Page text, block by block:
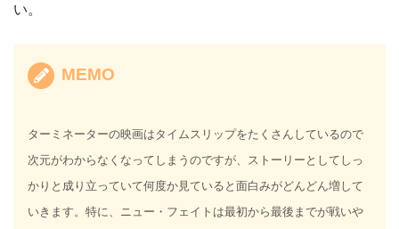
い。
MEMO
ターミネーターの映画はタイムスリップをたくさんしているので
次元がわからなくなってしまうのですが、ストーリーとしてしっ
かりと成り立っていて何度か見ていると面白みがどんどん増して
いきます。特に、ニュー・フェイトは最初から最後までが戦いや